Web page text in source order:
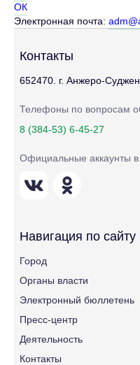
ОК
Электронная почта:
Контакты
652470. г. Анжеро-
Телефоны по вопросам
8 (384-53) 6-45-27
Официальные аккаунты в
Навигация по сайту
Город
Органы власти
Электронный бюллетень
Пресс-центр
Деятельность
Контакты